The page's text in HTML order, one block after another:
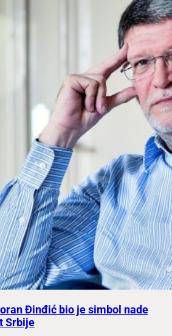
Đinđić bio je simbol nade
Srbije